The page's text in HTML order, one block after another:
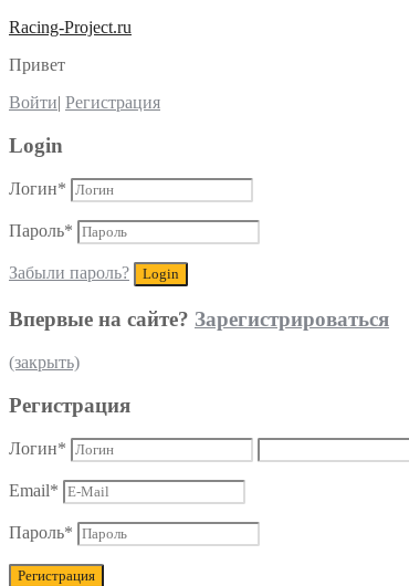
Racing-Project.ru
Привет
Войти| Регистрация
Login
Логин*
Пароль*
Забыли пароль?
Впервые на сайте? Зарегистрироваться
(закрыть)
Регистрация
Логин*
Email*
Пароль*